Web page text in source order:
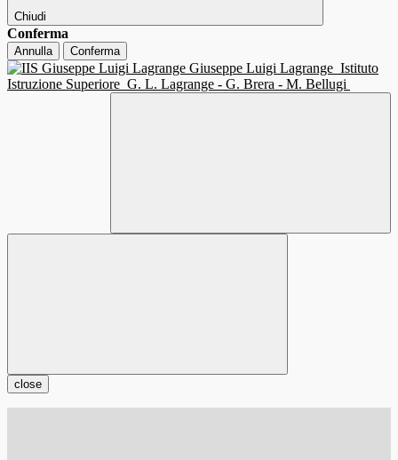
Chiudi
Conferma
Annulla Conferma
Giuseppe Luigi Lagrange Istituto
Istruzione Superiore G. L. Lagrange - G. Brera - M. Bellugi
close